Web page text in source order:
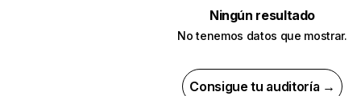
Ningún resultado
No tenemos datos que mostrar.
Consigue tu auditoría →